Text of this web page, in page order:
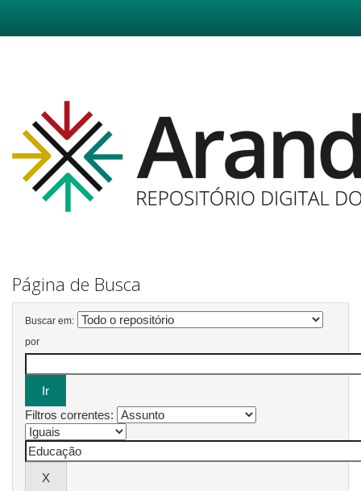
Página de Busca
Buscar em:
por
Filtros correntes: